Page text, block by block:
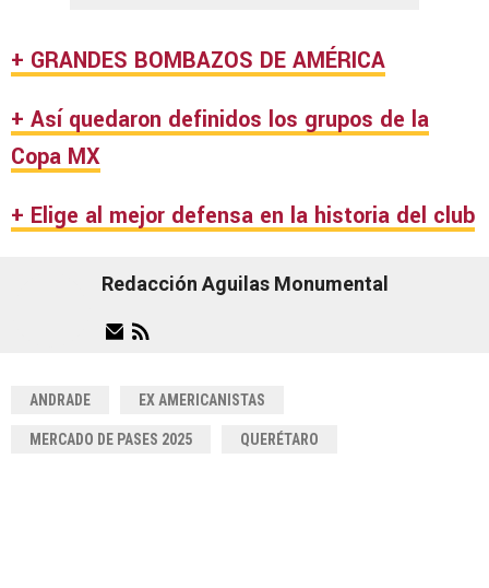
+ GRANDES BOMBAZOS DE AMÉRICA
+ Así quedaron definidos los grupos de la
Copa MX
+ Elige al mejor defensa en la historia del club
Redacción Aguilas Monumental
ANDRADE EX AMERICANISTAS
MERCADO DE PASES 2025 QUERÉTARO